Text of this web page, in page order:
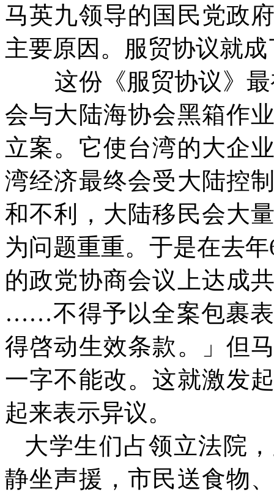
马英九领导的国民党政
主要原因。服贸协议就
这份《服贸协议》
会与大陆海协会黑箱作
立案。它使台湾的大企
湾经济最终会受大陆控
和不利，大陆移民会大
为问题重重。于是在去年
的政党协商会议上达成
……不得予以全案包裹
得啓动生效条款。」但
一字不能改。这就激发
起来表示异议。
大学生们占领立法院
静坐声援，市民送食物